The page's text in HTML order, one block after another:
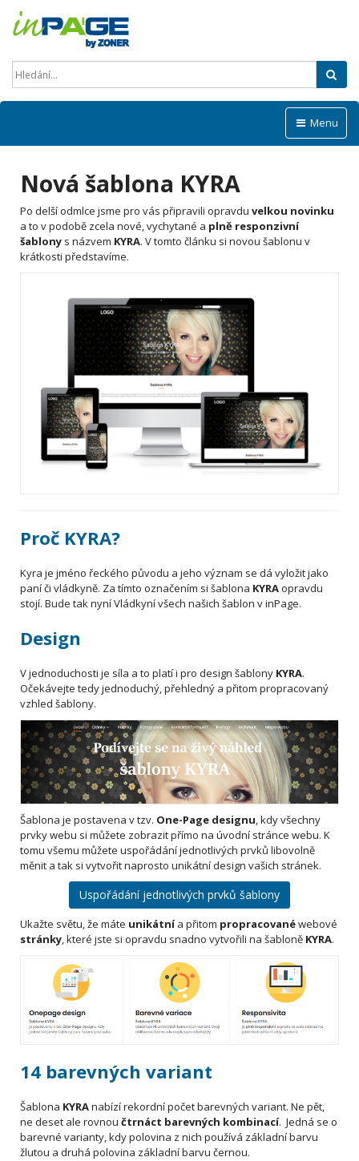
Menu
Nová šablona KYRA
Po delší odmlce jsme pro vás připravili opravdu velkou novinku
a to v podobě zcela nové, vychytané a plně responzivní
šablony s názvem KYRA. V tomto článku si novou šablonu v
krátkosti představíme.
Proč KYRA?
Kyra je jméno řeckého původu a jeho význam se dá vyložit jako
paní či vládkyně. Za tímto označením si šablona KYRAopravdu
stojí. Bude tak nyní Vládkyní všech našich šablon v inPage.
Design
V jednoduchosti je síla a to platí i pro design šablony KYRA.
Očekávejte tedy jednoduchý, přehledný a přitom propracovaný
vzhled šablony.
Šablona je postavena v tzv. One-Page designu, kdy všechny
prvky webu si můžete zobrazit přímo na úvodní stránce webu. K
tomu všemu můžete uspořádání jednotlivých prvků libovolně
měnit a tak si vytvořit naprosto unikátní design vašich stránek.
Uspořádání jednotlivých prvků šablony
Ukažte světu, že máte unikátnía přitom propracovanéwebové
stránky, které jste si opravdu snadno vytvořili na šabloně KYRA.
14 barevných variant
Šablona KYRAnabízí rekordní počet barevných variant. Ne pět,
ne deset ale rovnou čtrnáct barevných kombinací. Jedná se o
barevné varianty, kdy polovina z nich používá základní barvu
žlutou a druhá polovina základní barvu černou.